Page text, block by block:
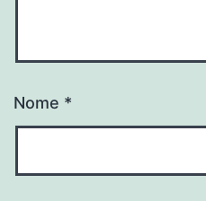
Nome *